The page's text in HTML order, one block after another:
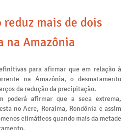
mais de dois
na Amazônia
para afirmar que em relação à
na Amazônia, o desmatamento
da redução da precipitação.
poderá afirmar que a seca extrema,
no Acre, Roraima, Rondônia e assim
climáticos quando mais da metade